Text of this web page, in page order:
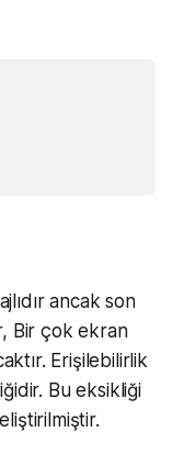
ancak son
Bir çok ekran
Erişilebilirlik
Bu eksikliği